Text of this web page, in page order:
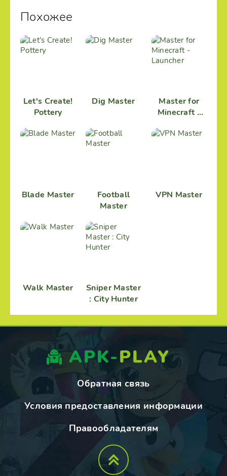
Похожее
Let's Create!
Pottery
Dig Master
Master for
Minecraft -
Blade Master
Football
Master
VPN Master
Walk Master
Sniper Master
: City Hunter
APK-PLAY
Обратная связь
Условия предоставления информации
Правообладателям